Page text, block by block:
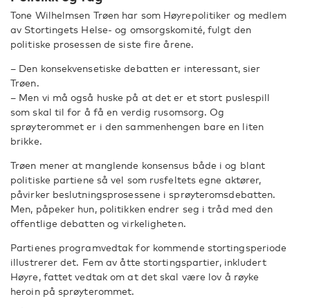
Tone Wilhelmsen Trøen har som Høyrepolitiker og medlem
av Stortingets Helse- og omsorgskomité, fulgt den
politiske prosessen de siste fire årene.
– Den konsekvensetiske debatten er interessant, sier
Trøen.
– Men vi må også huske på at det er et stort puslespill
som skal til for å få en verdig rusomsorg. Og
sprøyterommet er i den sammenhengen bare en liten
brikke.
Trøen mener at manglende konsensus både i og blant
politiske partiene så vel som rusfeltets egne aktører,
påvirker beslutningsprosessene i sprøyteromsdebatten.
Men, påpeker hun, politikken endrer seg i tråd med den
offentlige debatten og virkeligheten.
Partienes programvedtak for kommende stortingsperiode
illustrerer det. Fem av åtte stortingspartier, inkludert
Høyre, fattet vedtak om at det skal være lov å røyke
heroin på sprøyterommet.